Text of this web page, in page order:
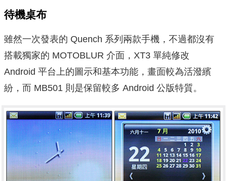
待機桌布
雖然一次發表的 Quench 系列兩款手機，不過都沒有
搭載獨家的 MOTOBLUR 介面，XT3 單純修改
Android 平台上的圖示和基本功能，畫面較為活潑繽
紛，而 MB501 則是保留較多 Android 公版特質。